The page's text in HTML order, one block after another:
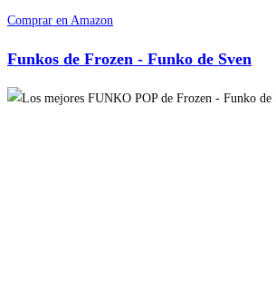
Comprar en Amazon
Funkos de Frozen - Funko de Sven